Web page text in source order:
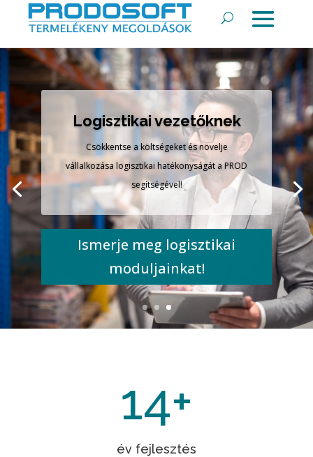
Logisztikai vezetőknek
Csökkentse a költségeket és növelje
vállalkozása logisztikai hatékonyságát a PROD
segítségével!
Ismerje meg logisztikai
moduljainkat!
14+
év fejlesztés